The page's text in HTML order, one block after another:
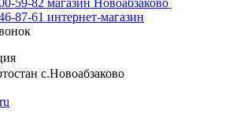
59-82 магазин Новоабзаково
87-61 интернет-магазин
с.Новоабзаково